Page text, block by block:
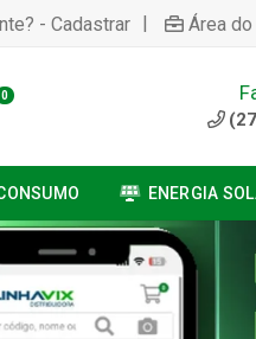
- Cadastrar | Área
0
ENERGIA